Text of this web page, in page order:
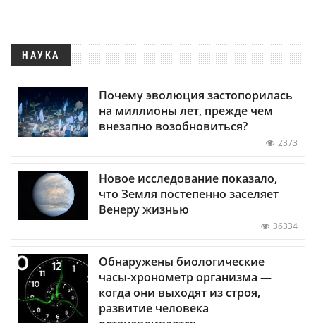
НАУКА
Почему эволюция застопорилась
на миллионы лет, прежде чем
внезапно возобновиться?
2373
Новое исследование показало,
что Земля постепенно заселяет
Венеру жизнью
36334
Обнаружены биологические
часы-хронометр организма —
когда они выходят из строя,
развитие человека